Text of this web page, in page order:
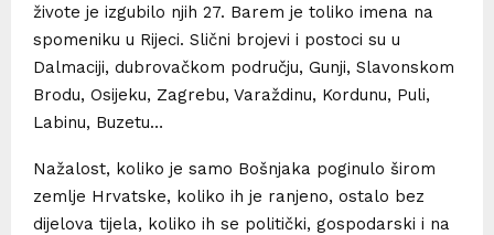
živote je izgubilo njih 27. Barem je toliko imena na
spomeniku u Rijeci. Slični brojevi i postoci su u
Dalmaciji, dubrovačkom području, Gunji, Slavonskom
Brodu, Osijeku, Zagrebu, Varaždinu, Kordunu, Puli,
Labinu, Buzetu…
Nažalost, koliko je samo Bošnjaka poginulo širom
zemlje Hrvatske, koliko ih je ranjeno, ostalo bez
dijelova tijela, koliko ih se politički, gospodarski i na